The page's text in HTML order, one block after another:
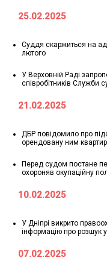
25.02.2025
Суддя скаржиться на
лютого
У Верховній Раді
співробітників Служби
21.02.2025
ДБР повідомило про
орендовану ним
Перед судом постане
охороняв окупаційну
10.02.2025
У Дніпрі викрито
інформацію про розшук
07.02.2025